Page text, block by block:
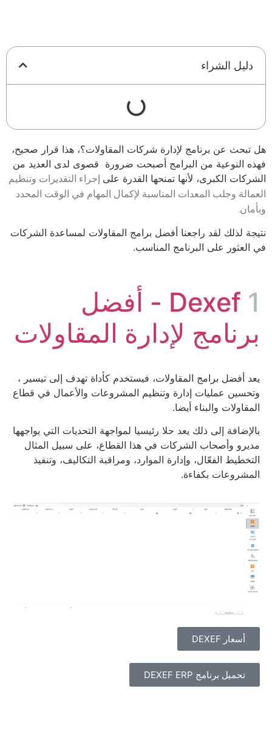
دليل الشراء
هل تبحث عن برنامج لإدارة شركات المقاولات؟، هذا قرار صحيح،
فهذه النوعية من البرامج أصبحت ضرورة قصوى لدى العديد من
الشركات الكبرى، لأنها تمنحها القدرة علىإجراء التقديرات وتنظيم
العمالة وجلب المعدات المناسبة لإكمال المهام في الوقت المحدد
وبأمان.
نتيجة لذلك لقد راجعنا أفضل برامج المقاولات لمساعدة الشركات
في العثور على البرنامج المناسب.
1
Dexef - أفضل
برنامج لإدارة المقاولات
يعد أفضل برامج المقاولات، فيستخدم كأداة تهدف إلى تيسير ،
وتحسين عمليات إدارة وتنظيم المشروعات والأعمال في قطاع
المقاولات والبناء أيضا.
بالإضافة إلى ذلك يعد حلا رئيسيا لمواجهة التحديات التي يواجهها
مديرو وأصحاب الشركات في هذا القطاع، على سبيل المثال
التخطيط الفعّال، وإدارة الموارد، ومراقبة التكاليف، وتنفيذ
المشروعات بكفاءة.
أسعار DEXEF
تحميل برنامج DEXEF ERP